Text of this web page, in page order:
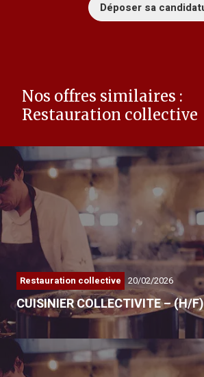
Nos offres similaires :
Restauration collective
Restauration collective 20/02/2026
CUISINIER COLLECTIVITE – (H/F)